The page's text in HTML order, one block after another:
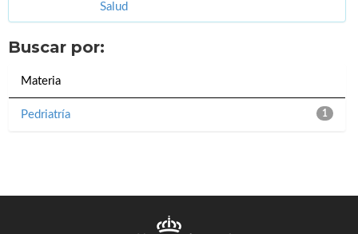
Salud
Buscar por:
Materia
1
Pedriatría